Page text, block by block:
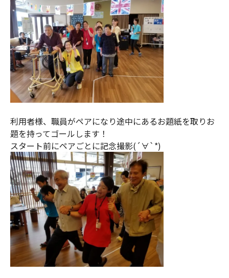
利用者様、職員がペアになり途中にあるお題紙を取りお
題を持ってゴールします！
スタート前にペアごとに記念撮影(´∀`*)